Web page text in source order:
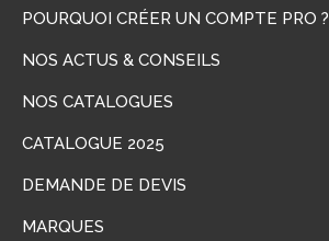
POURQUOI CRÉER UN COMPTE PRO ?
NOS ACTUS & CONSEILS
NOS CATALOGUES
CATALOGUE 2025
DEMANDE DE DEVIS
MARQUES